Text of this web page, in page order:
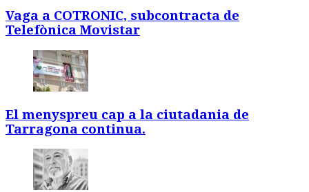
Vaga a COTRONIC, subcontracta de
Telefònica Movistar
El menyspreu cap a la ciutadania de
Tarragona continua.